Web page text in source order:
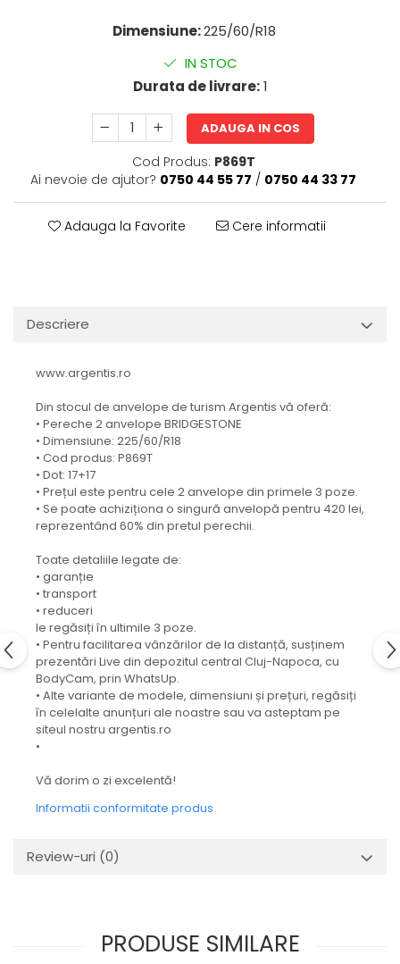
Dimensiune:225/60/R18
IN STOC
Durata de livrare:1
ADAUGA IN COS
Cod Produs: P869T
Ai nevoie de ajutor? 0750 44 55 77 / 0750 44 33 77
Adauga la Favorite Cere informatii
Descriere
www.argentis.ro
Din stocul de anvelope de turism Argentis vă oferă:
• Pereche 2 anvelope BRIDGESTONE
• Dimensiune: 225/60/R18
• Cod produs: P869T
• Dot: 17+17
• Prețul este pentru cele 2 anvelope din primele 3 poze.
• Se poate achiziționa o singură anvelopă pentru 420 lei,
reprezentând 60% din pretul perechii.
Toate detaliile legate de:
• garanție
• transport
• reduceri
le regăsiți în ultimile 3 poze.
• Pentru facilitarea vânzărilor de la distanță, susținem
prezentări Live din depozitul central Cluj-Napoca, cu
BodyCam, prin WhatsUp.
• Alte variante de modele, dimensiuni și prețuri, regăsiți
în celelalte anunțuri ale noastre sau va asteptam pe
siteul nostru argentis.ro
•
Vă dorim o zi excelentă!
Informatii conformitate produs
Review-uri (0)
PRODUSE SIMILARE